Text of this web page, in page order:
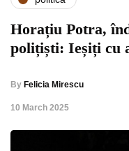
Horațiu Potra,
polițiști: Ieșiți cu
By Felicia Mirescu
,10 March 2025